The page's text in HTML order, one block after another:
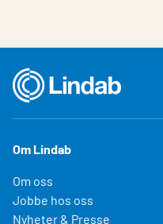
Om Lindab
Om oss
Jobbe hos oss
Nyheter & Presse